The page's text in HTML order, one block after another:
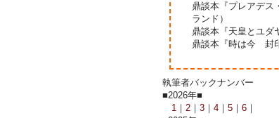
鼎談本『プレアデス
ランド）
鼎談本『天皇とユダ
鼎談本『時は今 封
執筆者バックナンバー
■2026年■
1 ｜ 2 ｜ 3 ｜ 4 ｜ 5 ｜ 6 ｜